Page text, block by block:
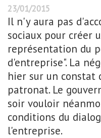
23/01/2015
Il n'y aura pas
sociaux pour créer
représentation du
d'entreprise". La
hier sur un constat
patronat. Le
soir vouloir
conditions du
l'entreprise.